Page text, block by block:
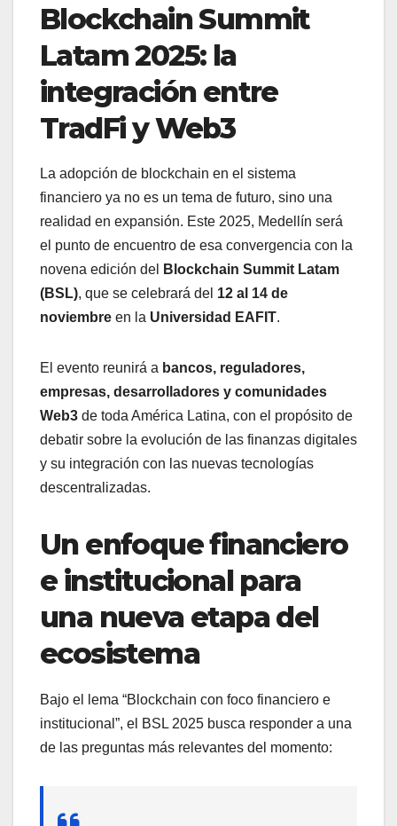
Blockchain Summit
Latam 2025: la
integración entre
TradFi y Web3
La adopción de blockchain en el sistema
financiero ya no es un tema de futuro, sino una
realidad en expansión. Este 2025, Medellín será
el punto de encuentro de esa convergencia con la
novena edición del
Blockchain Summit Latam
(BSL), que se celebrará del 12 al 14 de
noviembre en la Universidad EAFIT.
El evento reunirá a bancos, reguladores,
empresas, desarrolladores y comunidades
Web3 de toda América Latina, con el propósito de
debatir sobre la evolución de las finanzas digitales
y su integración con las nuevas tecnologías
descentralizadas.
Un enfoque financiero
e institucional para
una nueva etapa del
ecosistema
Bajo el lema “Blockchain con foco financiero e
institucional”, el BSL 2025 busca responder a una
de las preguntas más relevantes del momento: